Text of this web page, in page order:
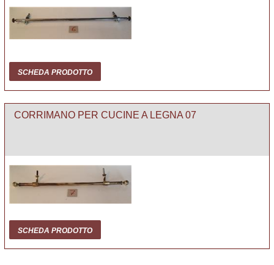
SCHEDA PRODOTTO
CORRIMANO PER CUCINE A LEGNA 07
SCHEDA PRODOTTO